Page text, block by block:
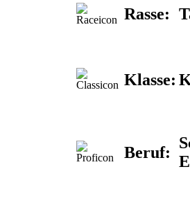
Rasse:
Klasse:
Beruf: